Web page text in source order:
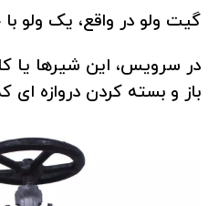
گیت ولو در واقع، یک ولو
در سرویس، این شیرها یا
باز و بسته کردن دروازه ای